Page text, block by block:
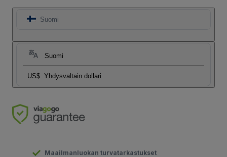
Suomi
Suomi
US$ Yhdysvaltain dollari
Maailmanluokan turvatarkastukset